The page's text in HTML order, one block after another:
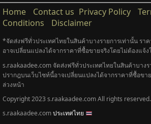
Home Contact us Privacy Policy
Conditions
Disclaimer
*จัดส่งฟรีทั่วประเทศไทยในสินค้าบางรายการเท่านั้น ร
อาจเปลี่ยนแปลงได้จากราคาที่ซื้อขายจริงโดยไม่ต้องแจ้
s.raakaadee.com จัดส่งฟรีทั่วประเทศไทยในสินค้าบาง
ปรากฎบนเว็บไซท์นี้อาจเปลี่ยนแปลงได้จากราคาที่ซื้อขา
ล่วงหน้า
Copyright 2023 s.raakaadee.com All rights reserved.
s.raakaadee.comประเทศไทย